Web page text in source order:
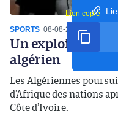
Lien copié
SPORTS 08-08-2026
Un exploit
algérien
Les Algériennes
d’Afrique des nations
Côte d’Ivoire.